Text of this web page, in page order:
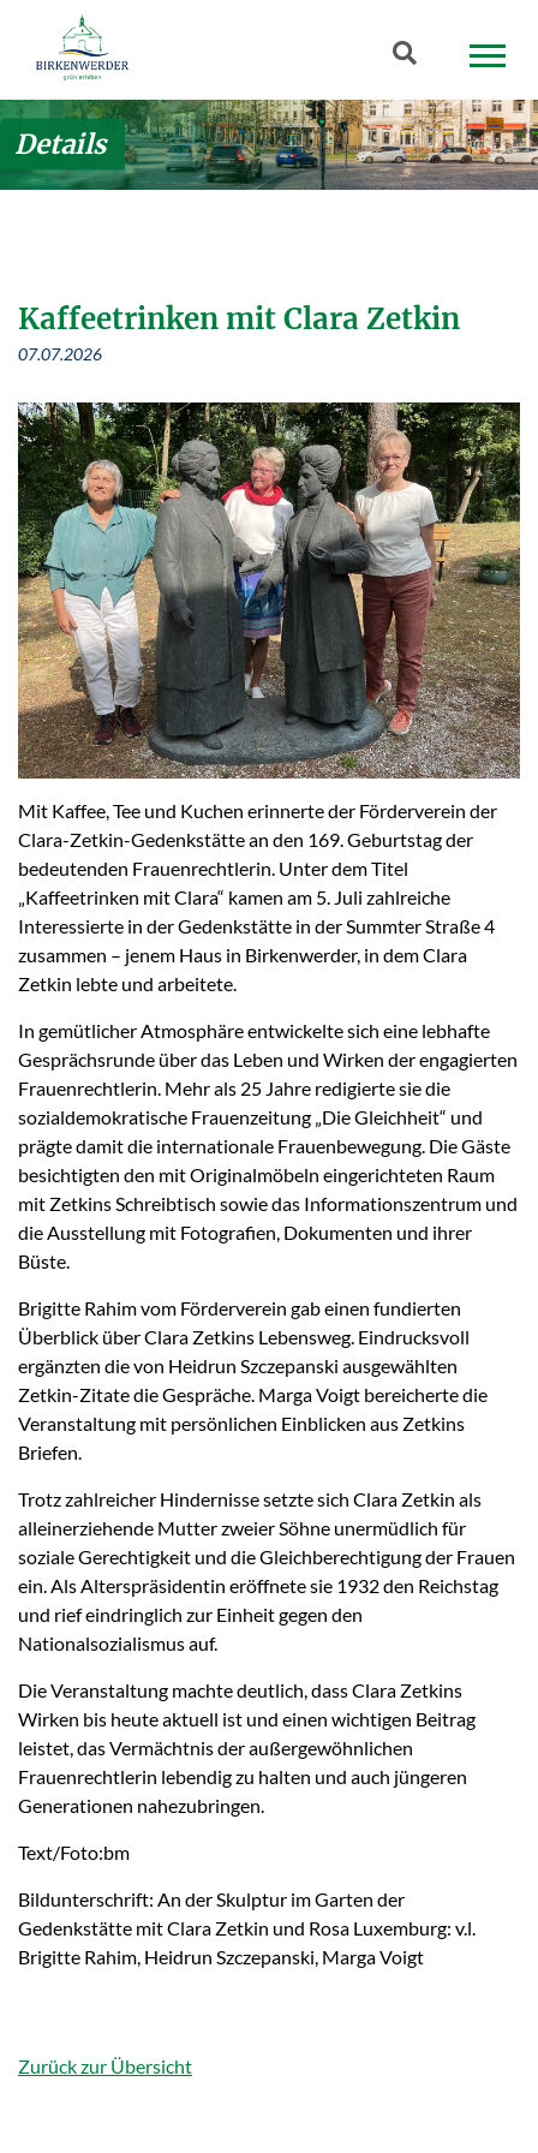
Zum Hauptinhalt springen
Suchbegriff
Details
Kaffeetrinken mit Clara Zetkin
07.07.2026
Mit Kaffee, Tee und Kuchen erinnerte der Förderverein der
Clara-Zetkin-Gedenkstätte an den 169. Geburtstag der
bedeutenden Frauenrechtlerin. Unter dem Titel
„Kaffeetrinken mit Clara“ kamen am 5. Juli zahlreiche
Interessierte in der Gedenkstätte in der Summter Straße 4
zusammen – jenem Haus in Birkenwerder, in dem Clara
Zetkin lebte und arbeitete.
In gemütlicher Atmosphäre entwickelte sich eine lebhafte
Gesprächsrunde über das Leben und Wirken der engagierten
Frauenrechtlerin. Mehr als 25 Jahre redigierte sie die
sozialdemokratische Frauenzeitung „Die Gleichheit“ und
prägte damit die internationale Frauenbewegung. Die Gäste
besichtigten den mit Originalmöbeln eingerichteten Raum
mit Zetkins Schreibtisch sowie das Informationszentrum und
die Ausstellung mit Fotografien, Dokumenten und ihrer
Büste.
Brigitte Rahim vom Förderverein gab einen fundierten
Überblick über Clara Zetkins Lebensweg. Eindrucksvoll
ergänzten die von Heidrun Szczepanski ausgewählten
Zetkin-Zitate die Gespräche. Marga Voigt bereicherte die
Veranstaltung mit persönlichen Einblicken aus Zetkins
Briefen.
Trotz zahlreicher Hindernisse setzte sich Clara Zetkin als
alleinerziehende Mutter zweier Söhne unermüdlich für
soziale Gerechtigkeit und die Gleichberechtigung der Frauen
ein. Als Alterspräsidentin eröffnete sie 1932 den Reichstag
und rief eindringlich zur Einheit gegen den
Nationalsozialismus auf.
Die Veranstaltung machte deutlich, dass Clara Zetkins
Wirken bis heute aktuell ist und einen wichtigen Beitrag
leistet, das Vermächtnis der außergewöhnlichen
Frauenrechtlerin lebendig zu halten und auch jüngeren
Generationen nahezubringen.
Text/Foto:bm
Bildunterschrift: An der Skulptur im Garten der
Gedenkstätte mit Clara Zetkin und Rosa Luxemburg: v.l.
Brigitte Rahim, Heidrun Szczepanski, Marga Voigt
Zurück zur Übersicht